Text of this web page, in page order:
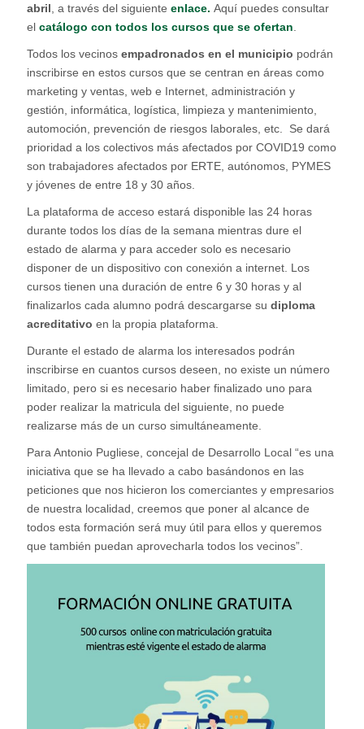
abril , a través del siguiente enlace. Aquí puedes consultar
el catálogo con todos los cursos que se ofertan
Todos los vecinos empadronados en el municipio podrán
inscribirse en estos cursos que se centran en áreas como
marketing y ventas, web e Internet, administración y
gestión, informática, logística, limpieza y mantenimiento,
automoción, prevención de riesgos laborales, etc. Se dará
prioridad a los colectivos más afectados por COVID19 como
son trabajadores afectados por ERTE, autónomos, PYMES
y jóvenes de entre 18 y 30 años.
La plataforma de acceso estará disponible las 24 horas
durante todos los días de la semana mientras dure el
estado de alarma y para acceder solo es necesario
disponer de un dispositivo con conexión a internet. Los
cursos tienen una duración de entre 6 y 30 horas y al
finalizarlos cada alumno podrá descargarse su diploma
acreditativo en la propia plataforma.
Durante el estado de alarma los interesados podrán
inscribirse en cuantos cursos deseen, no existe un número
limitado, pero si es necesario haber finalizado uno para
poder realizar la matricula del siguiente, no puede
realizarse más de un curso simultáneamente.
Para Antonio Pugliese, concejal de Desarrollo Local “es una
iniciativa que se ha llevado a cabo basándonos en las
peticiones que nos hicieron los comerciantes y empresarios
de nuestra localidad, creemos que poner al alcance de
todos esta formación será muy útil para ellos y queremos
que también puedan aprovecharla todos los vecinos”.